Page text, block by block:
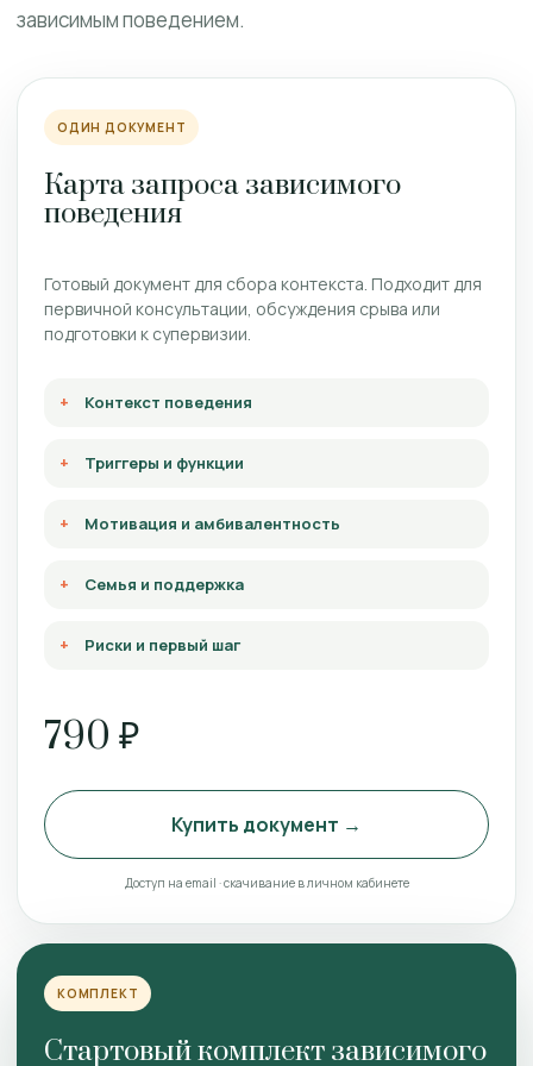
зависимым поведением.
ОДИН ДОКУМЕНТ
Карта запроса зависимого
поведения
Готовый документ для сбора контекста. Подходит для
первичной консультации, обсуждения срыва или
подготовки к супервизии.
Контекст поведения
Триггеры и функции
Мотивация и амбивалентность
Семья и поддержка
Риски и первый шаг
790 ₽
Купить документ →
Доступ на email · скачивание в личном кабинете
КОМПЛЕКТ
Стартовый комплект зависимого